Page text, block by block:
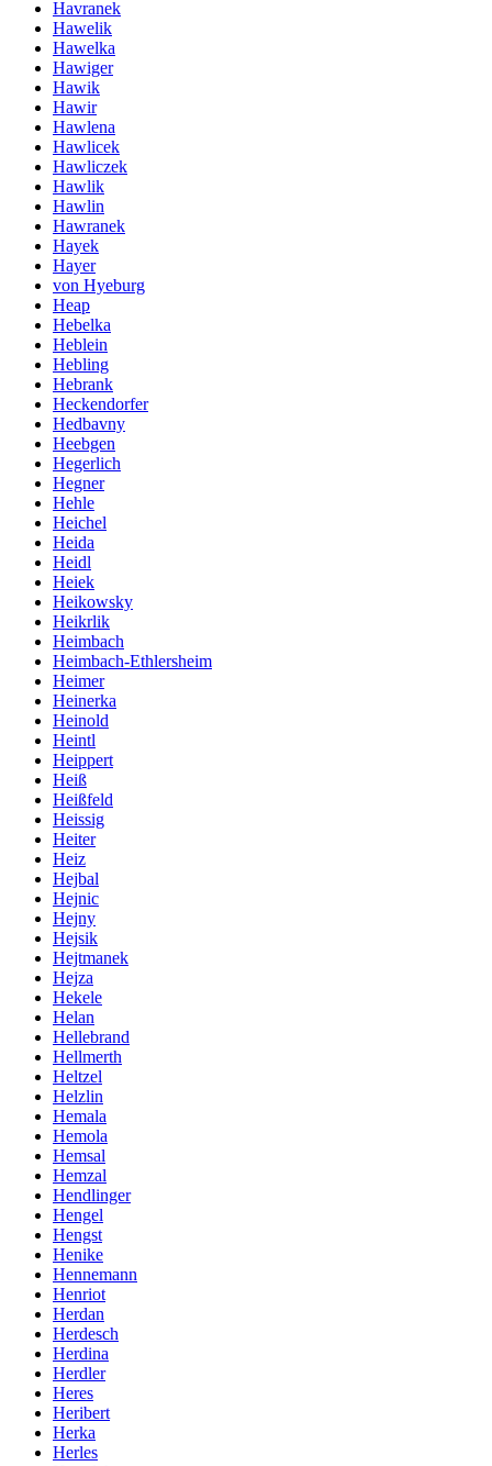
Havranek
Hawelik
Hawelka
Hawiger
Hawik
Hawir
Hawlena
Hawlicek
Hawliczek
Hawlik
Hawlin
Hawranek
Hayek
Hayer
von Hyeburg
Heap
Hebelka
Heblein
Hebling
Hebrank
Heckendorfer
Hedbavny
Heebgen
Hegerlich
Hegner
Hehle
Heichel
Heida
Heidl
Heiek
Heikowsky
Heikrlik
Heimbach
Heimbach-Ethlersheim
Heimer
Heinerka
Heinold
Heintl
Heippert
Heiß
Heißfeld
Heissig
Heiter
Heiz
Hejbal
Hejnic
Hejny
Hejsik
Hejtmanek
Hejza
Hekele
Helan
Hellebrand
Hellmerth
Heltzel
Helzlin
Hemala
Hemola
Hemsal
Hemzal
Hendlinger
Hengel
Hengst
Henike
Hennemann
Henriot
Herdan
Herdesch
Herdina
Herdler
Heres
Heribert
Herka
Herles